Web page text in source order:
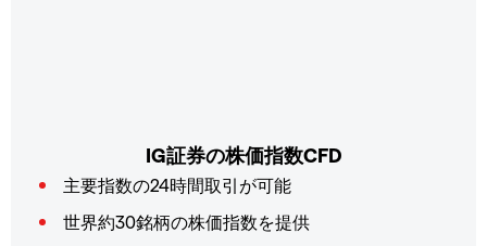
IG証券の株価指数CFD
主要指数の24時間取引が可能
世界約30銘柄の株価指数を提供